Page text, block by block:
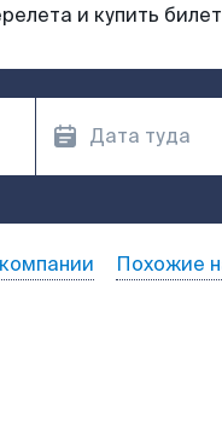
и купить
Похожие